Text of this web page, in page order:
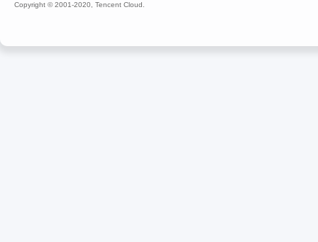
Copyright © 2001-2020, Tencent Cloud.